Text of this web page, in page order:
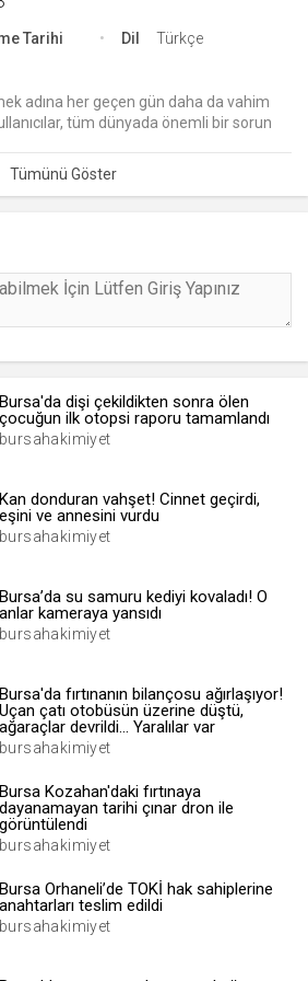
Seçilen dil tercihini tutmak
1 ay
1 gün
.web.tv
Oturum doğrulama verisi
1 ay
.web.tv
Site içeriği önerme
voteLike*
İsimsiz ziyaretçi için site içeriği
beğenme
1 ay
voteDislike*
.web.tv
beğenmeme
1 ay
Tarihi Dil Türkçe
adına her geçen gün daha da vahim
tüm dünyada önemli bir sorun
kızını canlı yayında oynatarak para
çocuk için bakanlık harekete geçti ve
Bursa'da dişi çekildikten sonra ölen
çocuğun ilk otopsi raporu tamamlandı
bursahakimiyet
Kan donduran vahşet! Cinnet geçirdi,
eşini ve annesini vurdu
bursahakimiyet
Bursa’da su samuru kediyi kovaladı! O
anlar kameraya yansıdı
bursahakimiyet
Bursa'da fırtınanın bilançosu ağırlaşıyor!
Uçan çatı otobüsün üzerine düştü,
ağaraçlar devrildi... Yaralılar var
bursahakimiyet
Bursa Kozahan'daki fırtınaya
dayanamayan tarihi çınar dron ile
görüntülendi
bursahakimiyet
Bursa Orhaneli’de TOKİ hak sahiplerine
anahtarları teslim edildi
bursahakimiyet